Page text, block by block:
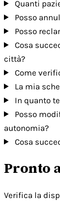
Quanti
Posso
Posso
Cosa
città?
Come
La mia
In quanto
Posso
autonomia?
Cosa
Pronto
Verifica la